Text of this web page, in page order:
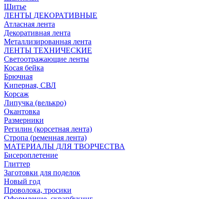
Шитье
ЛЕНТЫ ДЕКОРАТИВНЫЕ
Атласная лента
Декоративная лента
Металлизированная лента
ЛЕНТЫ ТЕХНИЧЕСКИЕ
Светоотражающие ленты
Косая бейка
Брючная
Киперная, СВЛ
Корсаж
Липучка (велькро)
Окантовка
Размерники
Регилин (корсетная лента)
Стропа (ременная лента)
МАТЕРИАЛЫ ДЛЯ ТВОРЧЕСТВА
Бисероплетение
Глиттер
Заготовки для поделок
Новый год
Проволока, тросики